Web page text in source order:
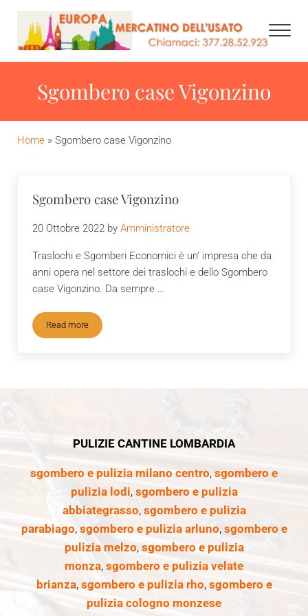
Skip to main content
Skip to after header navigation
Skip to site footer
EUROPA MERCATINO DELL' USATO
Sgombero case Vigonzino
Home» Sgombero case Vigonzino
Sgombero case Vigonzino
20 Ottobre 2022 byAmministratore
Traslochi e Sgomberi Economici è un’ impresa che da
anni opera nel settore dei traslochi e dello Sgombero
case Vigonzino. Da sempre …
Read moreSgombero case Vigonzino
PULIZIE CANTINE LOMBARDIA
sgombero e pulizia milano centro, sgombero e
pulizia lodi, sgombero e pulizia
abbiategrasso, sgombero e pulizia
parabiago, sgombero e pulizia arluno, sgombero e
pulizia melzo, sgombero e pulizia
monza, sgombero e pulizia velate
brianza, sgombero e pulizia rho, sgombero e
pulizia cologno monzese